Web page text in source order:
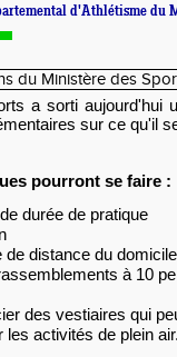
d'Athlétisme du
a sorti aujourd'hui
sur ce qu'il
pourront se faire :
durée de pratique
de distance du
à 10
des vestiaires qui
les activités de plein